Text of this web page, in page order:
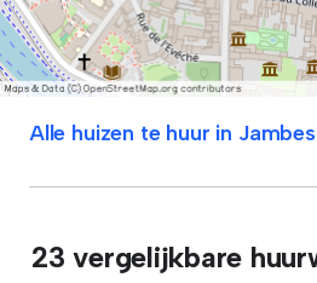
Alle huizen te huur in Jambes
23 vergelijkbare